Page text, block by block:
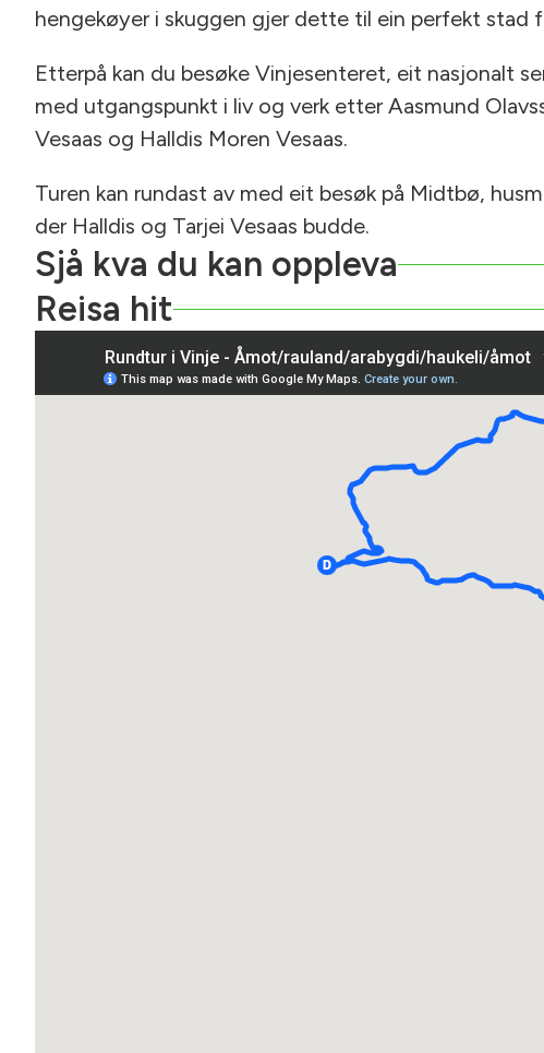
hengekøyer i skuggen gjer dette til ein perfekt stad
Etterpå kan du besøke Vinjesenteret, eit nasjonalt
med utgangspunkt i liv og verk etter Aasmund
Vesaas og Halldis Moren Vesaas.
Turen kan rundast av med eit besøk på Midtbø,
der Halldis og Tarjei Vesaas budde.
Sjå kva du kan oppleva
Reisa hit